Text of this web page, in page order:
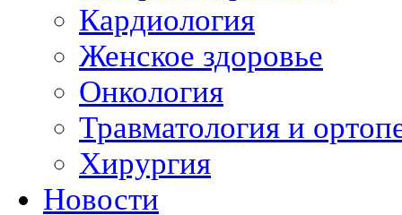
Кардиология
Женское здоровье
Онкология
Травматология и
Хирургия
Новости